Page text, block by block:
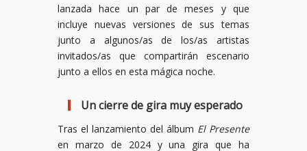
lanzada hace un par de meses y que
incluye nuevas versiones de sus temas
junto a algunos/as de los/as artistas
invitados/as que compartirán escenario
junto a ellos en esta mágica noche.
Un cierre de gira muy esperado
Tras el lanzamiento del álbum El Presente
en marzo de 2024 y una gira que ha